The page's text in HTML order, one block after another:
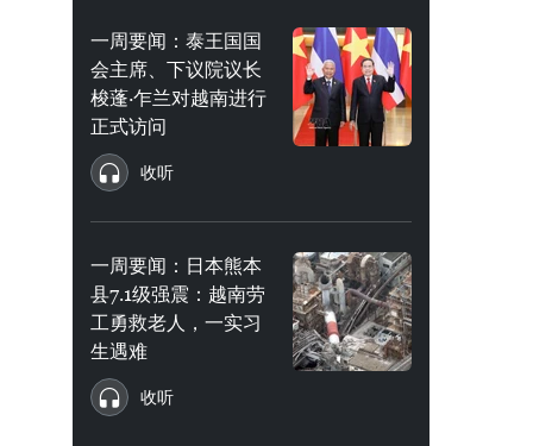
一周要闻：泰王国国
会主席、下议院议长
梭蓬·乍兰对越南进行
正式访问
收听
一周要闻：日本熊本
县7.1级强震：越南劳
工勇救老人，一实习
生遇难
收听